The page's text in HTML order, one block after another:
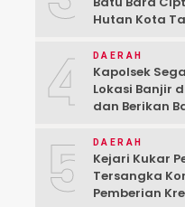
Hutan Kota
4 DAERAH
Kapolsek
Lokasi Banjir
dan Berikan
5 DAERAH
Kejari Kukar
Tersangka
Pemberian